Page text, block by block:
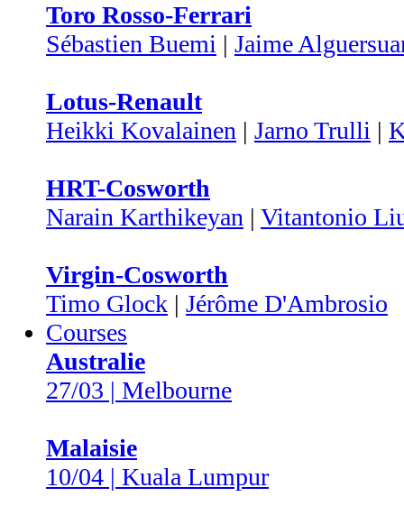
Toro Rosso-Ferrari
Sébastien Buemi | Jaime
Lotus-Renault
Heikki Kovalainen | Jarno Trulli |
HRT-Cosworth
Narain Karthikeyan | Vitantonio
Virgin-Cosworth
Timo Glock | Jérôme D'Ambrosio
Courses
Australie
27/03 | Melbourne
Malaisie
10/04 | Kuala Lumpur